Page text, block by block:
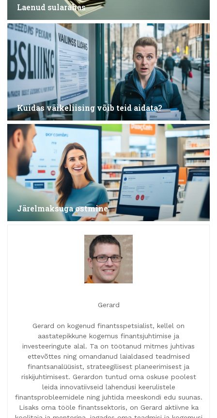
Laenud sularahas
Kuidas väikeliising võib teid aidata?
Järelmaksuga ostmine
Gerard
Gerard on kogenud finantsspetsialist, kellel on
aastatepikkune kogemus finantsjuhtimise ja
investeeringute alal. Ta on töötanud mitmes juhtivas
ettevõttes ning omandanud laialdased teadmised
finantsanalüüsist, strateegilisest planeerimisest ja
riskijuhtimisest. Gerardon tuntud oma oskuse poolest
leida innovatiivseid lahendusi keerulistele
finantsprobleemidele ning juhtida meeskondi edu suunas.
Lisaks oma tööle finantssektoris, on Gerard aktiivne ka